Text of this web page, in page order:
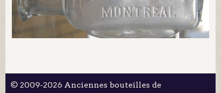
© 2009-2026 Anciennes bouteilles de